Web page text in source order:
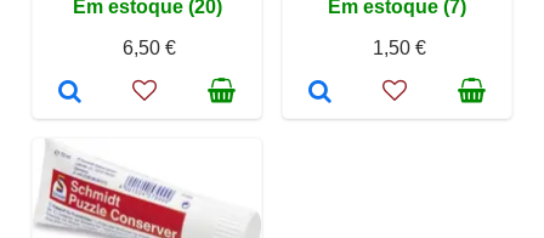
Em estoque (20)
6,50 €
Em estoque (7)
1,50 €